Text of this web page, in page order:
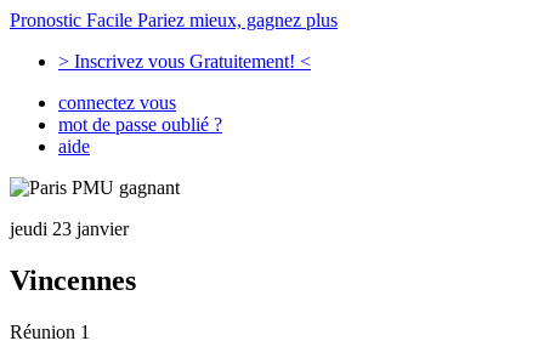
Pronostic Facile Pariez mieux, gagnez plus
> Inscrivez vous Gratuitement! <
connectez vous
mot de passe oublié ?
aide
jeudi 23 janvier
Vincennes
Réunion 1